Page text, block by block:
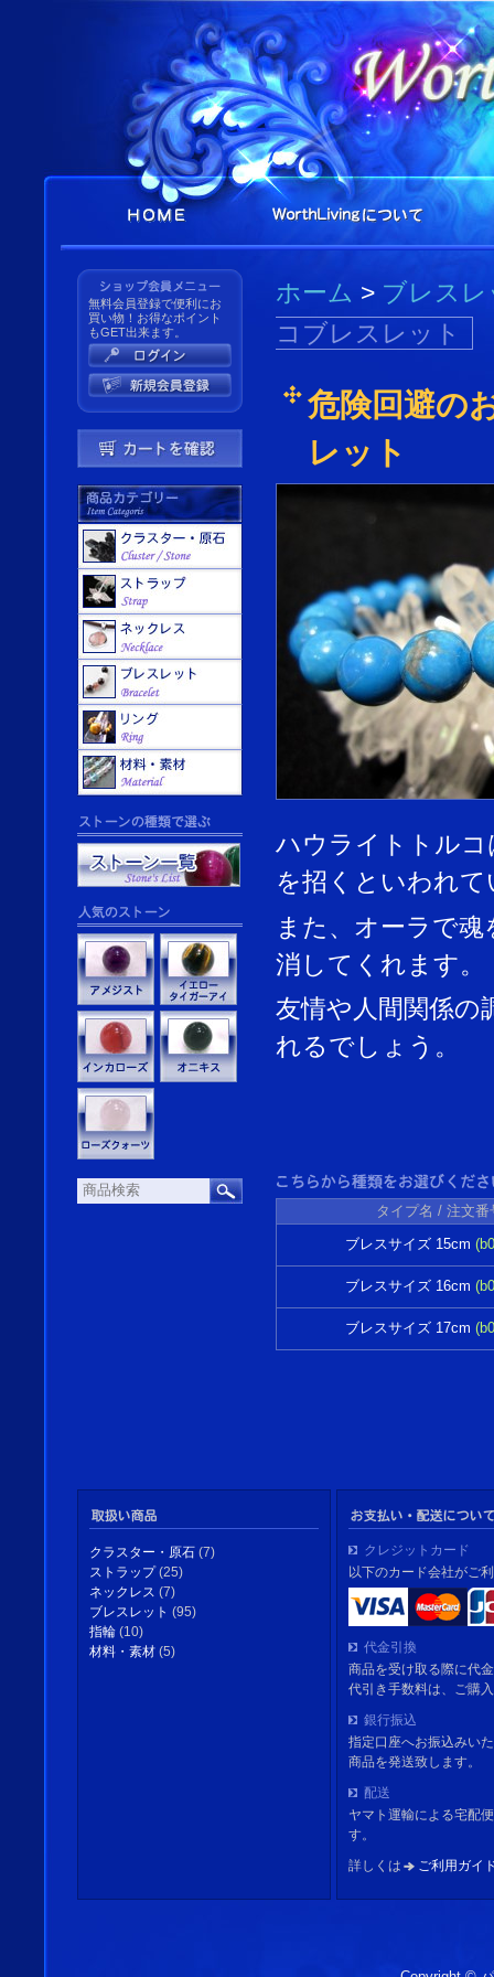
ホーム > ブレス
コブレスレット
危険回避の
レット
ハウライトトルコ
を招くといわれて
また、オーラで
消してくれます。
友情や人間関係の
れるでしょう。
タイプ名 / 注文番
ブレスサイズ 15cm
ブレスサイズ 16cm
ブレスサイズ 17cm
無料会員登録で便利にお
買い物！お得なポイント
もGET出来ます。
クラスター・原石 (7)
ストラップ(25)
ネックレス (7)
ブレスレット (95)
指輪 (10)
材料・素材 (5)
クレジットカード
以下のカード会社がご
代金引換
商品を受け取る際に代
代引き手数料は、ご購
銀行振込
指定口座へお振込みい
商品を発送致します。
配送
ヤマト運輸による宅配
す。
詳しくは
ご利用ガイ